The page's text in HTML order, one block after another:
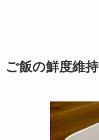
ご飯の鮮度維